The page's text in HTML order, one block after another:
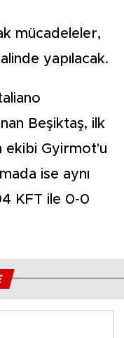
mücadeleler,
yapılacak.
Beşiktaş, ilk
ekibi Gyirmot'u
ise aynı
KFT ile 0-0